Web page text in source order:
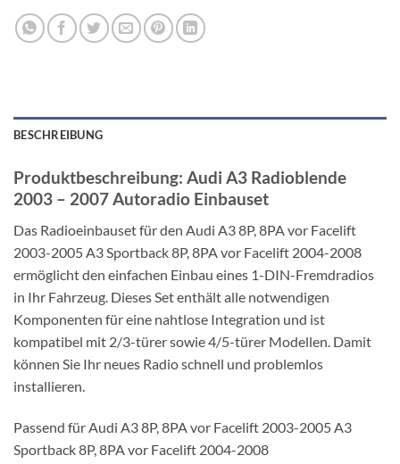
BESCHREIBUNG
Produktbeschreibung: Audi A3 Radioblende
2003 – 2007 Autoradio Einbauset
Das Radioeinbauset für den Audi A3 8P, 8PA vor Facelift
2003-2005 A3 Sportback 8P, 8PA vor Facelift 2004-2008
ermöglicht den einfachen Einbau eines 1-DIN-Fremdradios
in Ihr Fahrzeug. Dieses Set enthält alle notwendigen
Komponenten für eine nahtlose Integration und ist
kompatibel mit 2/3-türer sowie 4/5-türer Modellen. Damit
können Sie Ihr neues Radio schnell und problemlos
installieren.
Passend für Audi A3 8P, 8PA vor Facelift 2003-2005 A3
Sportback 8P, 8PA vor Facelift 2004-2008